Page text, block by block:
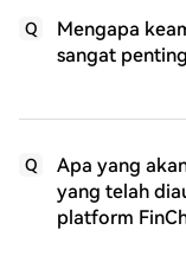
Q
Mengapa
sangat
Q
Apa yang
yang telah
platform